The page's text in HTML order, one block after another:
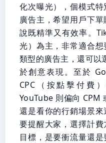
化次曝光），個模式
廣告主，希望用戶下
說既精準又有效率。
光）為主，非常適合
類型的廣告主，還可以
於創意表現。至於
CPC（按點擊付費
YouTube 則偏向 CPM
還是看你的行銷場景
要提醒大家，選擇計
目標，是要衝流量還